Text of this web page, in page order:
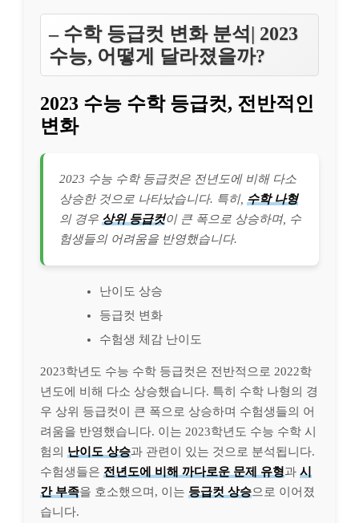
– 수학 등급컷 변화 분석| 2023
수능, 어떻게 달라졌을까?
2023 수능 수학 등급컷, 전반적인
변화
2023 수능 수학 등급컷은 전년도에 비해 다소
상승한 것으로 나타났습니다. 특히, 수학 나형
의 경우 상위 등급컷이 큰 폭으로 상승하며, 수
험생들의 어려움을 반영했습니다.
난이도 상승
등급컷 변화
수험생 체감 난이도
2023학년도 수능 수학 등급컷은 전반적으로 2022학
년도에 비해 다소 상승했습니다. 특히 수학 나형의 경
우 상위 등급컷이 큰 폭으로 상승하며 수험생들의 어
려움을 반영했습니다. 이는 2023학년도 수능 수학 시
험의 난이도 상승과 관련이 있는 것으로 분석됩니다.
수험생들은 전년도에 비해 까다로운 문제 유형과 시
간 부족을 호소했으며, 이는 등급컷 상승으로 이어졌
습니다.